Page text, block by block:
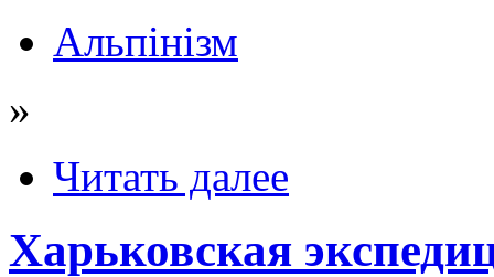
Альпінізм
»
Читать далее
Харьковская